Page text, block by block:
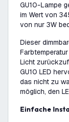
GU10-Lampe
im Wert von
von nur 3W
Dieser
Licht
GU10 LED
das nicht zu
möglich, den
Einfache